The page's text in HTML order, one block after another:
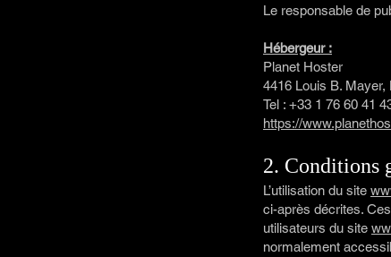
Le responsable de
Hébergeur :
Planet Hoster
4416 Louis B.
Tel : +33 1 76 60 41
https://
2. Conditions
L’utilisation du site
ci-après décrites.
utilisateurs du site
normalement